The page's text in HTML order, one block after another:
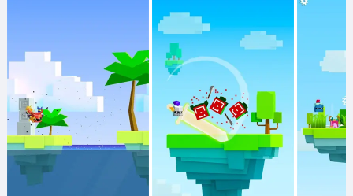
446款应用
三国游戏
3931款应用
我的世界
69款应用
其他
981款应用
末日游戏
1405款应用
pc游戏
3443款应用
游戏攻略
软件教程